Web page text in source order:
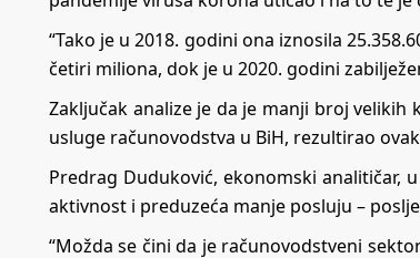
“Tako je u 2018. godini ona iznosila
četiri miliona, dok je u 2020. godini
Zaključak analize je da je manji broj
usluge računovodstva u BiH, rezultirao
Predrag Duduković, ekonomski analitičar,
aktivnost i preduzeća manje posluju –
“Možda se čini da je računovodstveni